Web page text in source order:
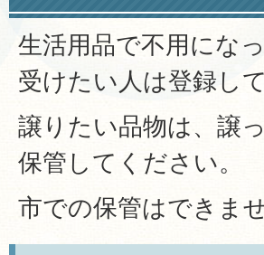
生活用品で不用にな
受けたい人は登録し
譲りたい品物は、譲
保管してください。
市での保管はできま